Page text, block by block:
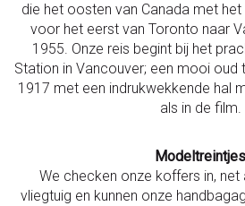
die het oosten van Canada met
voor het eerst van Toronto naar
1955. Onze reis begint bij het
Station in Vancouver; een mooi oud
1917 met een indrukwekkende hal
als in de film.
Modeltreintjes
We checken onze koffers in,
vliegtuig en kunnen onze